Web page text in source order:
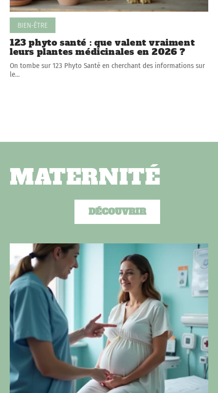
BIEN-ÊTRE
123 phyto santé : que valent vraiment
leurs plantes médicinales en 2026 ?
On tombe sur 123 Phyto Santé en cherchant des informations sur
le…
MATERNITÉ
DÉCOUVRIR